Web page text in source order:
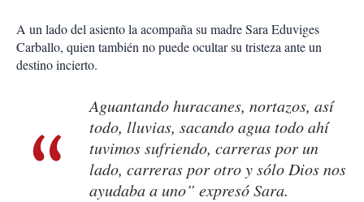
A un lado del asiento la acompaña su madre Sara Eduviges
Carballo, quien también no puede ocultar su tristeza ante un
destino incierto.
Aguantando huracanes, nortazos, así
todo, lluvias, sacando agua todo ahí
tuvimos sufriendo, carreras por un
lado, carreras por otro y sólo Dios nos
ayudaba a uno” expresó Sara.